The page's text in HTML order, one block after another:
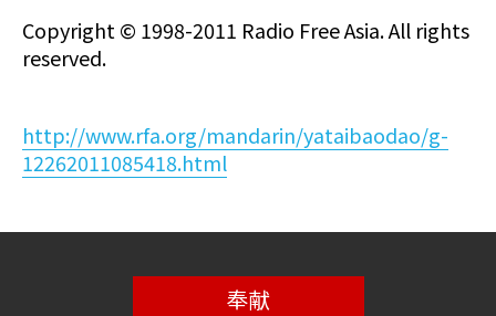
Copyright © 1998-2011 Radio Free Asia. All rights
reserved.
http://www.rfa.org/mandarin/yataibaodao/g-
12262011085418.html
奉献